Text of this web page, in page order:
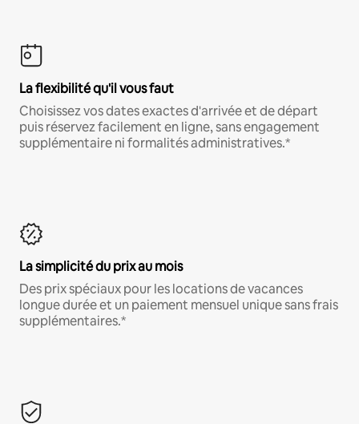
La flexibilité qu'il vous faut
Choisissez vos dates exactes d'arrivée et de départ
puis réservez facilement en ligne, sans engagement
supplémentaire ni formalités administratives.*
La simplicité du prix au mois
Des prix spéciaux pour les locations de vacances
longue durée et un paiement mensuel unique sans frais
supplémentaires.*